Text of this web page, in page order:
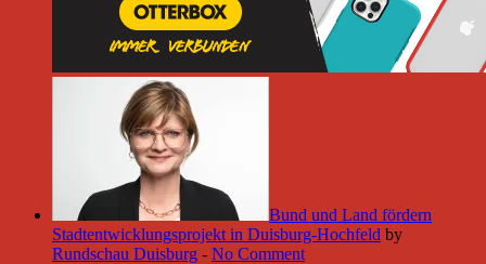
Bund und Land fördern
Stadtentwicklungsprojekt in Duisburg-Hochfeld by
Rundschau Duisburg - No Comment